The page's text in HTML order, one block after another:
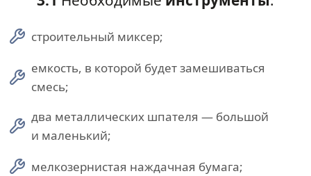
строительный миксер;
емкость, в которой будет замешиваться
смесь;
два металлических шпателя — большой
и маленький;
мелкозернистая наждачная бумага;